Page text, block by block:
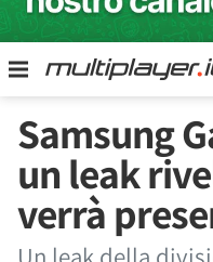
Samsung
un leak
verrà